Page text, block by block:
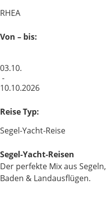
RHEA
Von – bis:
03.10.
-
10.10.2026
Reise Typ:
Segel-Yacht-Reise
Segel-Yacht-Reisen
Der perfekte Mix aus Segeln,
Baden & Landausflügen.